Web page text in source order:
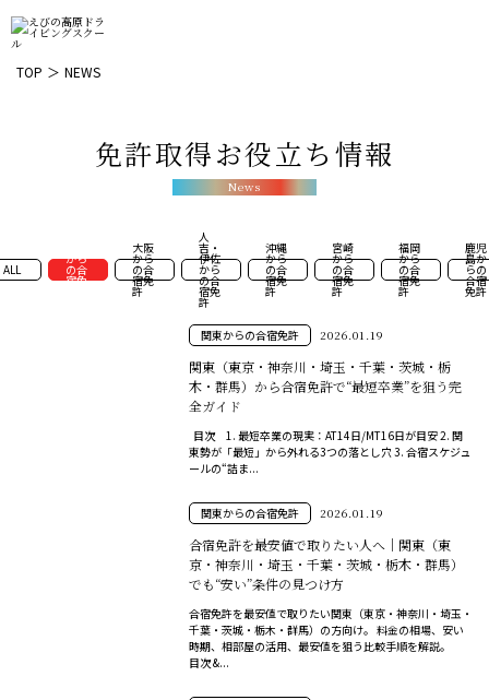
TOP NEWS
免許取得お役立ち情報
News
ALL
から
の合
宿免
大阪
から
の合
宿免
許
人
吉・
伊佐
から
の合
宿免
許
沖縄
から
の合
宿免
許
宮崎
から
の合
宿免
許
福岡
から
の合
宿免
許
鹿児
島か
らの
合宿
免許
関東からの合宿免許 2026.01.19
関東（東京・神奈川・埼玉・千葉・茨城・栃
木・群馬）から合宿免許で“最短卒業”を狙う完
全ガイド
目次 1. 最短卒業の現実：AT14日/MT16日が目安 2. 関
東勢が「最短」から外れる3つの落とし穴 3. 合宿スケジュ
ールの“詰ま...
関東からの合宿免許 2026.01.19
合宿免許を最安値で取りたい人へ｜関東（東
京・神奈川・埼玉・千葉・茨城・栃木・群馬）
でも“安い”条件の見つけ方
合宿免許を最安値で取りたい関東（東京・神奈川・埼玉・
千葉・茨城・栃木・群馬）の方向け。 料金の相場、安い
時期、相部屋の活用、最安値を狙う比較手順を解説。
目次 &...